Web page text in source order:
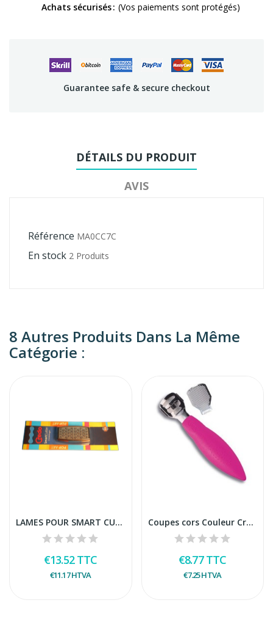
Achats sécurisés (Vos paiements sont protégés)
Guarantee safe & secure checkout
DÉTAILS DU PRODUIT
AVIS
Référence MA0CC7C
En stock 2 Produits
8 Autres Produits Dans La Même
Catégorie :
LAMES POUR SMART CUTTER
€13.52TTC
€11.17HTVA
Coupes cors Couleur Credo Vrac
€8.77TTC
€7.25HTVA